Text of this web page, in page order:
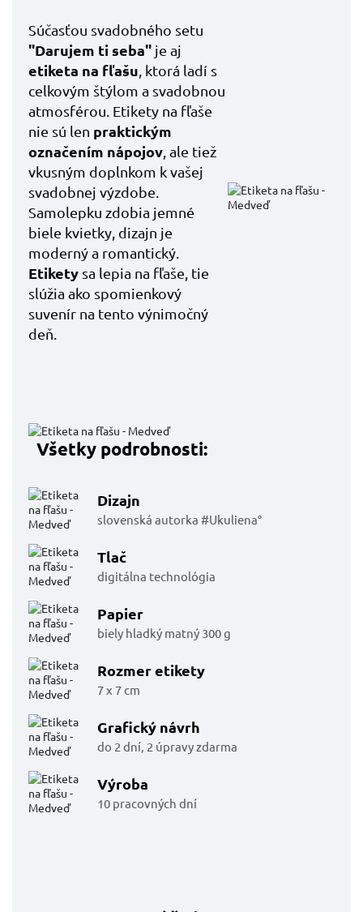
Súčasťou svadobného setu
"Darujem ti seba" je aj
etiketa na fľašu, ktorá ladí s
celkovým štýlom a svadobnou
atmosférou. Etikety na fľaše
nie sú len praktickým
označením nápojov, ale tiež
vkusným doplnkom k vašej
svadobnej výzdobe.
Samolepku zdobia jemné
biele kvietky, dizajn je
moderný a romantický.
Etikety sa lepia na fľaše, tie
slúžia ako spomienkový
suvenír na tento výnimočný
deň.
Všetky podrobnosti:
Dizajn
slovenská autorka #Ukuliena°
Tlač
digitálna technológia
Papier
biely hladký matný 300 g
Rozmer etikety
7 x 7 cm
Grafický návrh
do 2 dní, 2 úpravy zdarma
Výroba
10 pracovných dní